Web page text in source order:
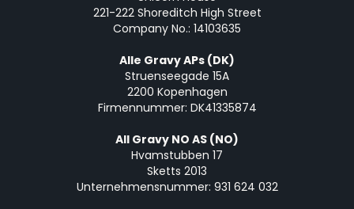
221-222 Shoreditch High Street
Company No.: 14103635
Alle Gravy APs (DK)
Struenseegade 15A
2200 Kopenhagen
Firmennummer: DK41335874
All Gravy NO AS (NO)
Hvamstubben 17
Sketts 2013
Unternehmensnummer: 931 624 032